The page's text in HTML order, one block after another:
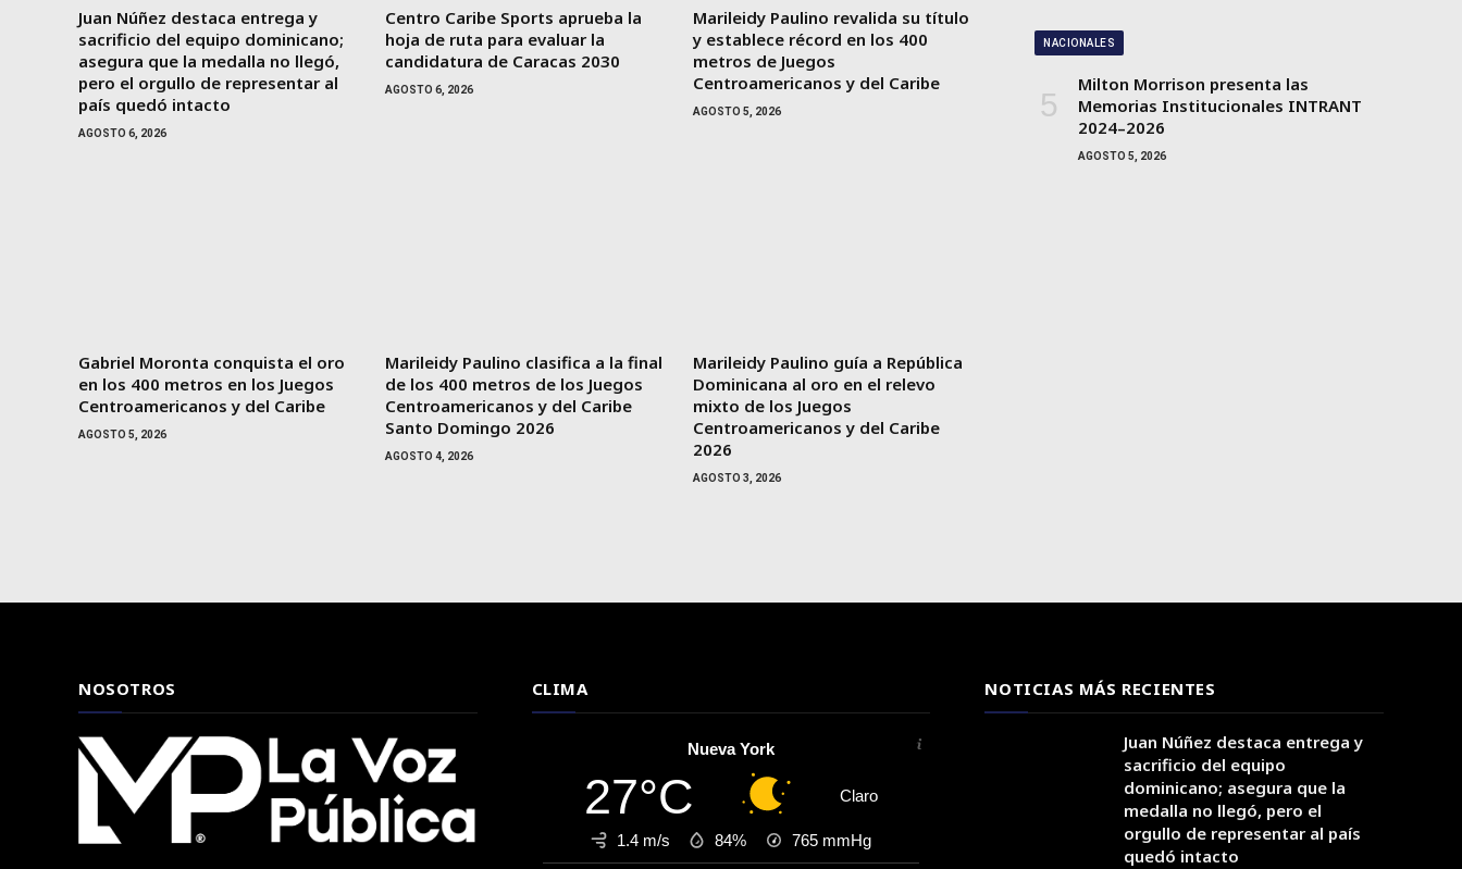
Juan Núñez destaca entrega y
sacrificio del equipo dominicano;
asegura que la medalla no llegó,
pero el orgullo de representar al
país quedó intacto
AGOSTO 6, 2026
Centro Caribe Sports aprueba la
hoja de ruta para evaluar la
candidatura de Caracas 2030
AGOSTO 6, 2026
Marileidy Paulino revalida su título
y establece récord en los 400
metros de Juegos
Centroamericanos y del Caribe
AGOSTO 5, 2026
Gabriel Moronta conquista el oro
en los 400 metros en los Juegos
Centroamericanos y del Caribe
AGOSTO 5, 2026
Marileidy Paulino clasifica a la final
de los 400 metros de los Juegos
Centroamericanos y del Caribe
Santo Domingo 2026
AGOSTO 4, 2026
Marileidy Paulino guía a República
Dominicana al oro en el relevo
mixto de los Juegos
Centroamericanos y del Caribe
2026
AGOSTO 3, 2026
NACIONALES
Milton Morrison presenta las
Memorias Institucionales INTRANT
2024–2026
AGOSTO 5, 2026
NOSOTROS CLIMA
Nueva York
27°C Claro
1.4 m/s 84% 765 mmHg
NOTICIAS MÁS RECIENTES
Juan Núñez destaca entrega y
sacrificio del equipo
dominicano; asegura que la
medalla no llegó, pero el
orgullo de representar al país
quedó intacto